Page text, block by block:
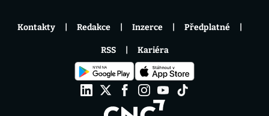
Kontakty Redakce Inzerce Předplatné
RSS Kariéra